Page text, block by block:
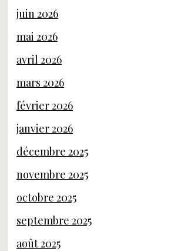
juin 2026
mai 2026
avril 2026
mars 2026
février 2026
janvier 2026
décembre 2025
novembre 2025
octobre 2025
septembre 2025
août 2025